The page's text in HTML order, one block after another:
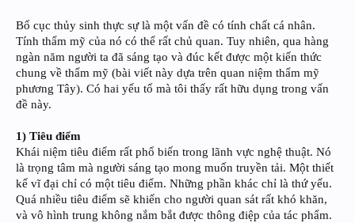
Bố cục thủy sinh thực sự là một vấn đề có tính chất cá nhân.
Tính thẩm mỹ của nó có thể rất chủ quan. Tuy nhiên, qua hàng
ngàn năm người ta đã sáng tạo và đúc kết được một kiến thức
chung về thẩm mỹ (bài viết này dựa trên quan niệm thẩm mỹ
phương Tây). Có hai yếu tố mà tôi thấy rất hữu dụng trong vấn
đề này.
1) Tiêu điểm
Khái niệm tiêu điểm rất phổ biến trong lãnh vực nghệ thuật. Nó
là trọng tâm mà người sáng tạo mong muốn truyền tải. Một thiết
kế vĩ đại chỉ có một tiêu điểm. Những phần khác chỉ là thứ yếu.
Quá nhiều tiêu điểm sẽ khiến cho người quan sát rất khó khăn,
và vô hình trung không nắm bắt được thông điệp của tác phẩm.